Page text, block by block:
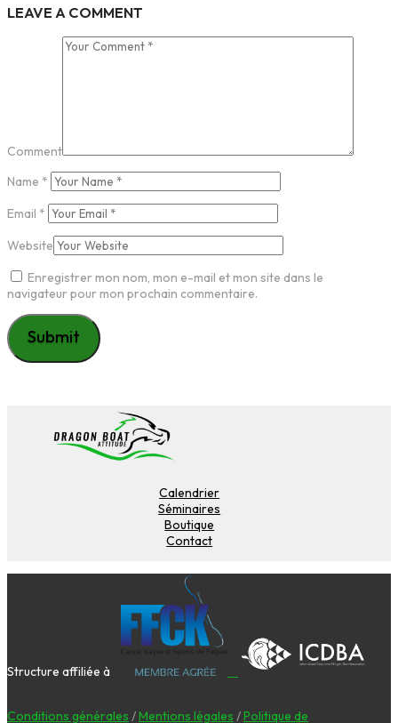
LEAVE A COMMENT
Comment
Name *
Email *
Website
Enregistrer mon nom, mon e-mail et mon site dans le
navigateur pour mon prochain commentaire.
Calendrier
Séminaires
Boutique
Contact
Structure affiliée à
Conditions générales /Mentions légales /Politique de